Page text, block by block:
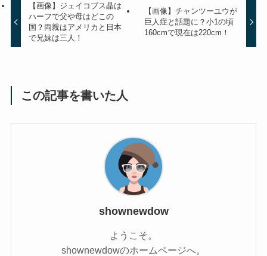
【画像】ジェイコブス晶は
ハーフで父や母はどこの
国？両親はアメリカと日本
で兄妹は三人！
【画像】チャンツーユウが
巨人症と話題に？小1の頃
160cmで現在は220cm！
この記事を書いた人
shownewdow
ようこそ。
shownewdowのホームページへ。